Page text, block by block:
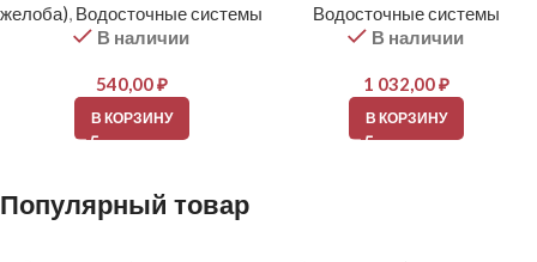
желоба), Водосточные системы
В наличии
540,00₽
В КОРЗИНУ
Водосточные системы
В наличии
1 032,00₽
В КОРЗИНУ
Популярный товар